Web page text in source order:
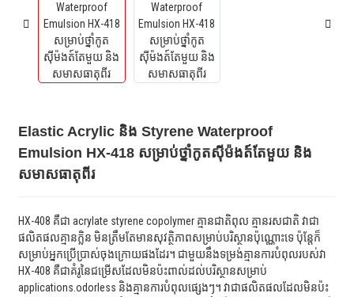
Elastic Acrylic និង Styrene Waterproof
Emulsion HX-418 សម្រាប់ថ្នាំកូតស៊ីម៉ងត៍តែមួយ និង
សមាសធាតុពីរ
HX-408 គឺជា acrylate styrene copolymer គ្មានជាតិពុល គ្មានរសជាតិ វាជា
ផលិតផលគ្មានក្លិន មិនត្រឹមតែមានសុវត្ថិភាពសម្រាប់បរិស្ថានប៉ុណ្ណោះទេ ប៉ុន្តែក៏
សម្រាប់អ្នកប្រើប្រាស់ចុងក្រោយផងដែរ។ ជាមួយនឹងទម្រង់គ្មានការបំពុលរបស់វា
HX-408 គឺជាគំរូនៃជម្រើសដែលមិនប៉ះពាល់ដល់បរិស្ថានសម្រាប់
applications.odorless និងគ្មានការបំពុលផ្សេងៗ។ វាជាផលិតផលដែលមិនប៉ះ